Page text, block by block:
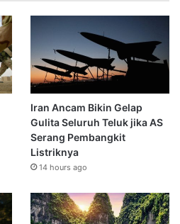
Iran Ancam Bikin Gelap
Gulita Seluruh Teluk jika AS
Serang Pembangkit
Listriknya
14 hours ago